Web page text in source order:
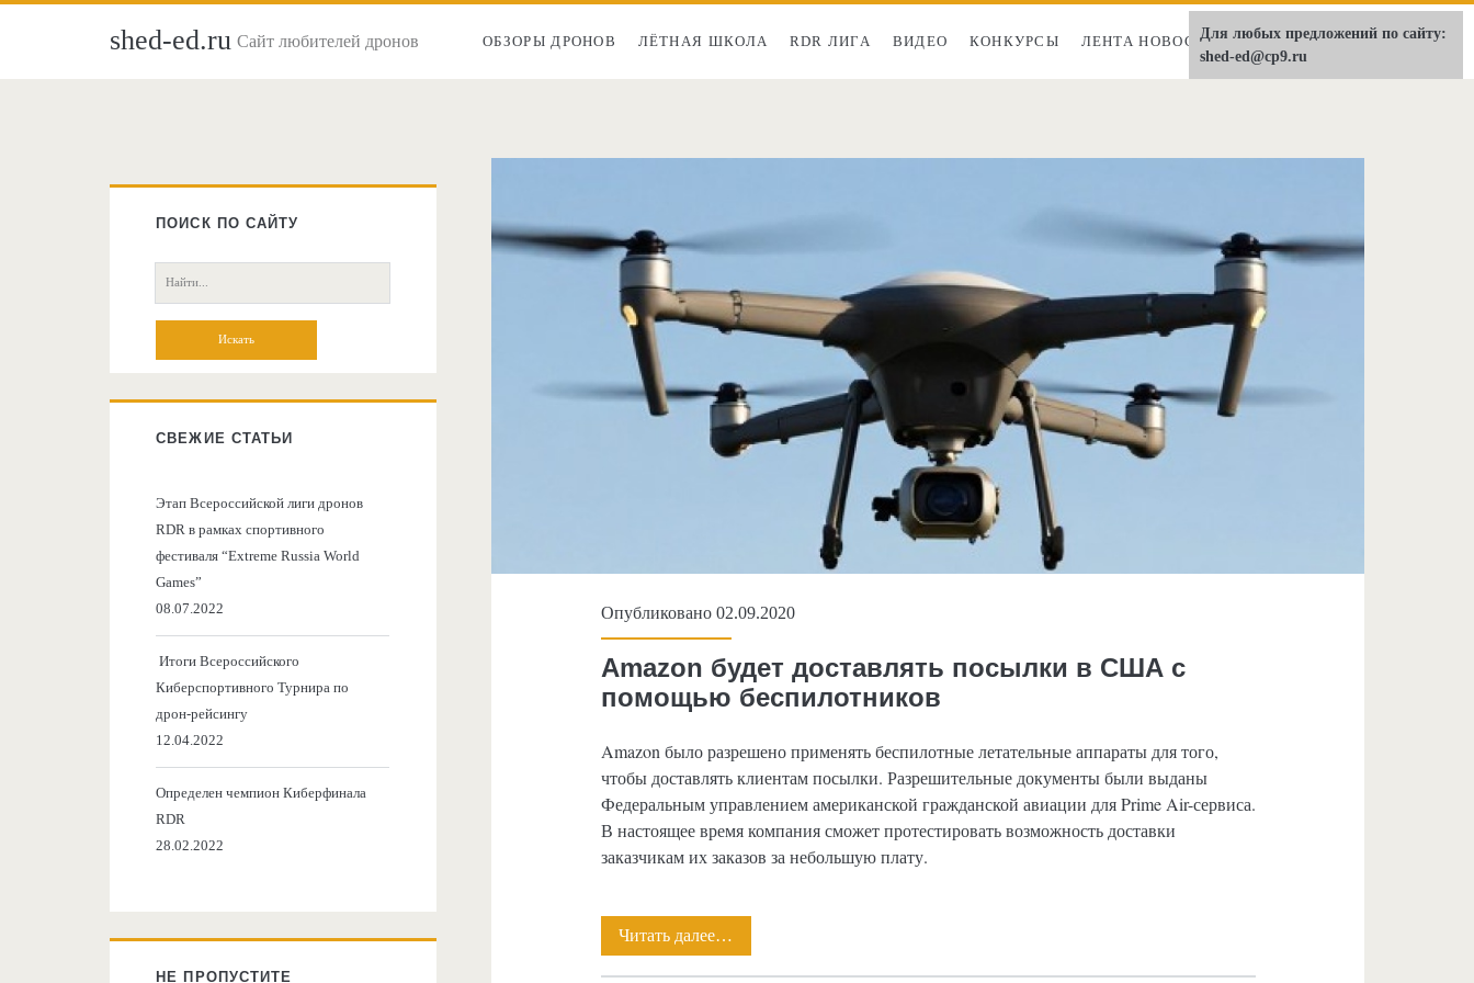
shed-ed.ru Сайт любителей дронов ОБЗОРЫ ДРОНОВ ЛЁТНАЯ ШКОЛА RDR ЛИГА ВИДЕО КОНКУРСЫ ЛЕНТА НОВОСТЕЙ О НАС
Опубликовано 02.09.2020
Amazon будет доставлять посылки в США с
помощью беспилотников
Amazon было разрешено применять беспилотные летательные аппараты для того,
чтобы доставлять клиентам посылки. Разрешительные документы были выданы
Федеральным управлением американской гражданской авиации для Prime Air-сервиса.
В настоящее время компания сможет протестировать возможность доставки
заказчикам их заказов за небольшую плату.
Читать далее…
будет
Главная
боковая
колонка
ПОИСК ПО САЙТУ
Поиск:
СВЕЖИЕ СТАТЬИ
Этап Всероссийской лиги дронов
RDR в рамках спортивного
фестиваля “Extreme Russia World
Games”
08.07.2022
Итоги Всероссийского
Киберспортивного Турнира по
дрон-рейсингу
12.04.2022
Определен чемпион Киберфинала
RDR
28.02.2022
НЕ ПРОПУСТИТЕ
Для любых предложений по сайту:
shed-ed@cp9.ru